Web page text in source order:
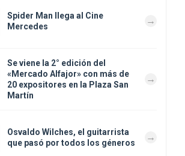
Spider Man llega al Cine
Mercedes
Se viene la 2° edición del
«Mercado Alfajor» con más de
20 expositores en la Plaza San
Martín
Osvaldo Wilches, el guitarrista
que pasó por todos los géneros